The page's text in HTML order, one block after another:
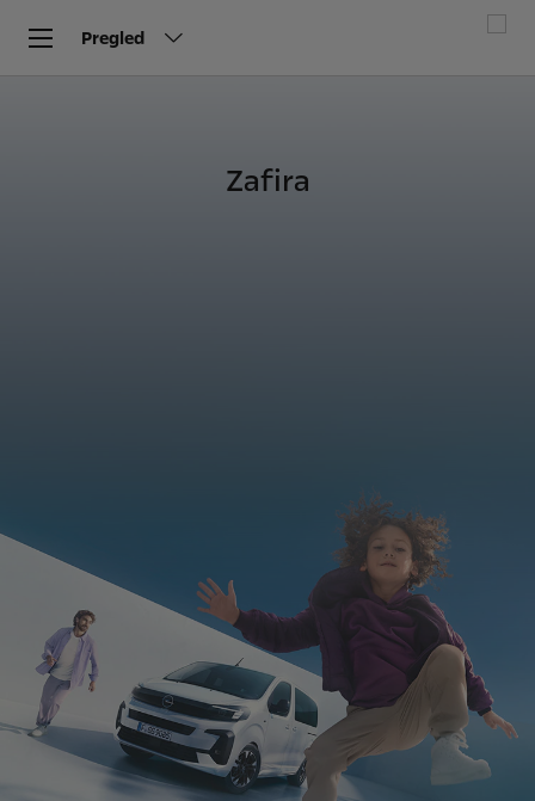
Pregled
Zafira